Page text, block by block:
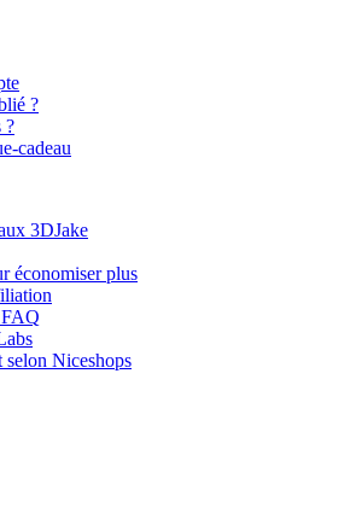
?
?
cadeau
3DJake
économiser plus
Niceshops